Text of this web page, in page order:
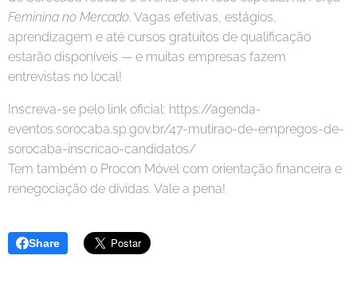
Feminina no Mercado. Vagas efetivas, estágios,
aprendizagem e até cursos gratuitos de qualificação
estarão disponíveis — e muitas empresas fazem
entrevistas no local!
Inscreva-se pelo link oficial: https://agenda-
eventos.sorocaba.sp.gov.br/47-mutirao-de-empregos-de-
sorocaba-inscricao-candidatos/
Tem também o Procon Móvel com orientação financeira e
renegociação de dívidas. Vale a pena!
Share